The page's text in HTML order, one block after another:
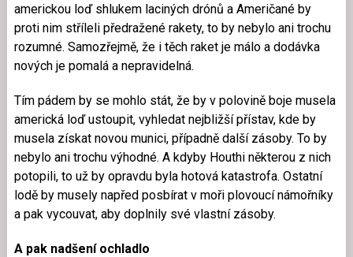
americkou loď shlukem laciných drónů a Američané by
proti nim stříleli předražené rakety, to by nebylo ani trochu
rozumné. Samozřejmě, že i těch raket je málo a dodávka
nových je pomalá a nepravidelná.
Tím pádem by se mohlo stát, že by v polovině boje musela
americká loď ustoupit, vyhledat nejbližší přístav, kde by
musela získat novou munici, případně další zásoby. To by
nebylo ani trochu výhodné. A kdyby Houthi některou z nich
potopili, to už by opravdu byla hotová katastrofa. Ostatní
lodě by musely napřed posbírat v moři plovoucí námořníky
a pak vycouvat, aby doplnily své vlastní zásoby.
A pak nadšení ochladlo